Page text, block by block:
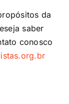
da
saber
conosco